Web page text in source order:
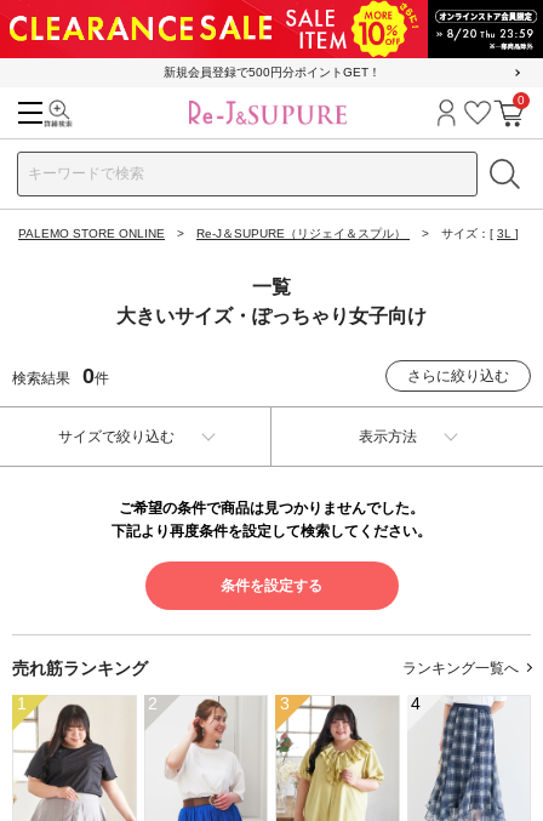
新規会員登録で500円分ポイントGET！
ログイン
お気に
カ
0
PALEMO STORE ONLINE Re-J＆SUPURE（リジェイ＆スプル） サイズ：[ 3L ]
一覧
大きいサイズ・ぽっちゃり女子向け
検索結果 0件 さらに絞り込む
サイズで絞り込む 表示方法
ご希望の条件で商品は見つかりませんでした。
下記より再度条件を設定して検索してください。
条件を設定する
売れ筋ランキング ランキング一覧へ
1 2 3 4